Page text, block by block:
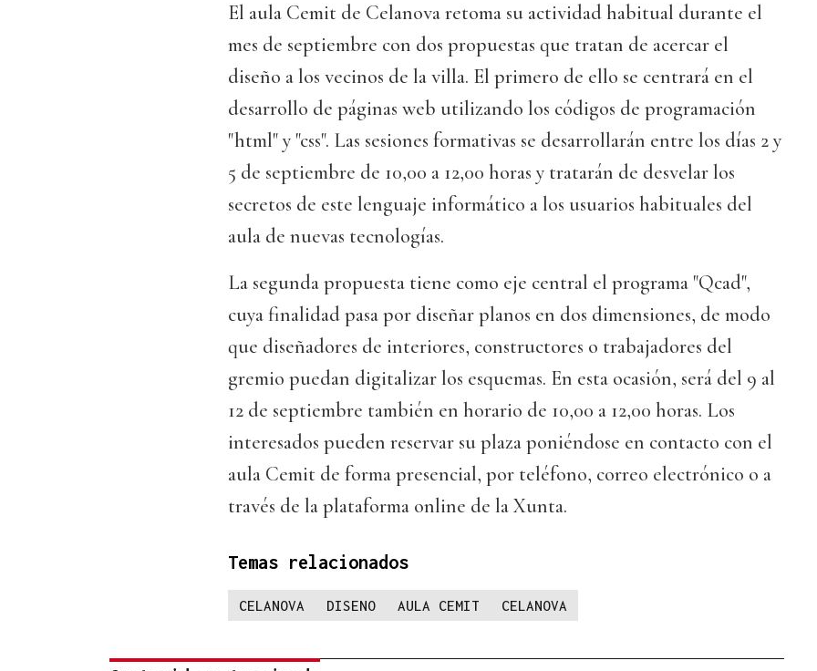
El aula Cemit de Celanova retoma su actividad habitual durante el
mes de septiembre con dos propuestas que tratan de acercar el
diseño a los vecinos de la villa. El primero de ello se centrará en el
desarrollo de páginas web utilizando los códigos de programación
"html" y "css". Las sesiones formativas se desarrollarán entre los días 2 y
5 de septiembre de 10,00 a 12,00 horas y tratarán de desvelar los
secretos de este lenguaje informático a los usuarios habituales del
aula de nuevas tecnologías.
La segunda propuesta tiene como eje central el programa "Qcad",
cuya finalidad pasa por diseñar planos en dos dimensiones, de modo
que diseñadores de interiores, constructores o trabajadores del
gremio puedan digitalizar los esquemas. En esta ocasión, será del 9 al
12 de septiembre también en horario de 10,00 a 12,00 horas. Los
interesados pueden reservar su plaza poniéndose en contacto con el
aula Cemit de forma presencial, por teléfono, correo electrónico o a
través de la plataforma online de la Xunta.
Temas relacionados
CELANOVA DISENO AULA CEMIT CELANOVA